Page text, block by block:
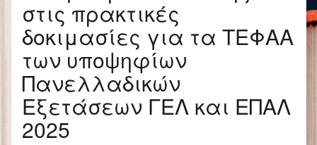
στις πρακτικές
δοκιμασίες για τα ΤΕΦΑΑ
των υποψηφίων
Πανελλαδικών
Εξετάσεων ΓΕΛ και ΕΠΑΛ
2025